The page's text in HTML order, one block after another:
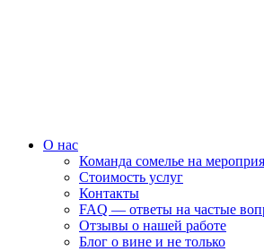
О нас
Команда сомелье на
Стоимость услуг
Контакты
FAQ — ответы на частые
Отзывы о нашей работе
Блог о вине и не только